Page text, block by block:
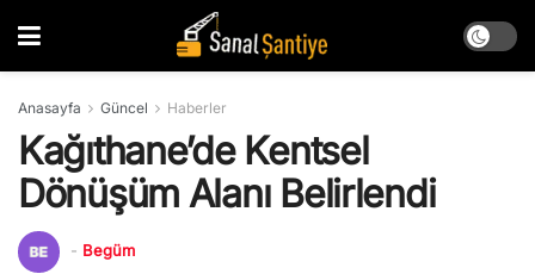
Anasayfa Güncel Haberler
Kağıthane’de Kentsel
Dönüşüm Alanı Belirlendi
- Begüm